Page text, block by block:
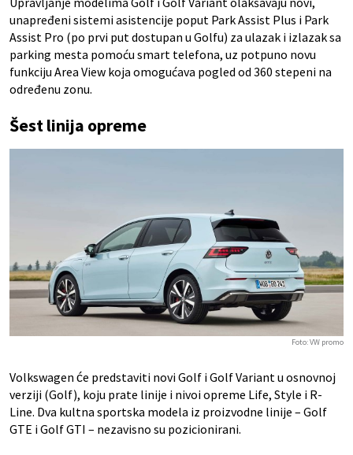
unapređeni sistemi asistencije poput Park Assist Plus i Park
Assist Pro (po prvi put dostupan u Golfu) za ulazak i izlazak sa
parking mesta pomoću smart telefona, uz potpuno novu
funkciju Area View koja omogućava pogled od 360 stepeni na
određenu zonu.
Šest linija opreme
Foto: VW promo
Volkswagen će predstaviti novi Golf i Golf Variant u osnovnoj
verziji (Golf), koju prate linije i nivoi opreme Life, Style i R-
Line. Dva kultna sportska modela iz proizvodne linije – Golf
GTE i Golf GTI – nezavisno su pozicionirani.